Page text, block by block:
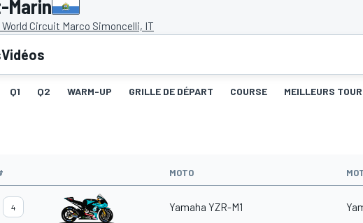
Marin
World Circuit Marco Simoncelli, IT
Vidéos
Q1 Q2 WARM-UP GRILLE DE DÉPART COURSE MEILLEURS
MOTO
4 Yamaha YZR-M1